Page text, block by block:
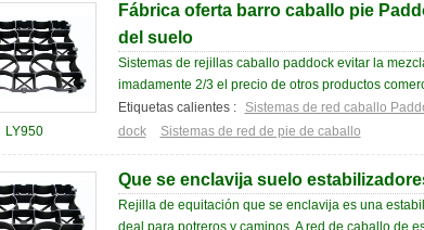
LY950
Fábrica oferta barro caballo pie
del suelo
Sistemas de rejillas caballo paddock evitar la
imadamente 2/3 el precio de otros productos
Etiquetas calientes :
Sistemas de red caballo
dock
Sistemas de red de pie de caballo
Que se enclavija suelo
Rejilla de equitación que se enclavija es una
deal para potreros y caminos. A red de caballo de